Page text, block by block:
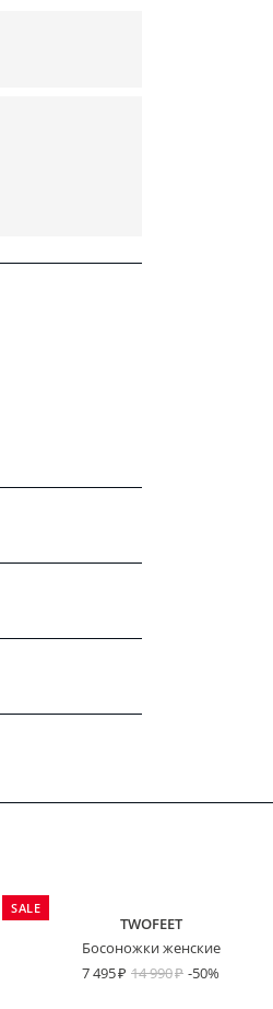
SALE
TWOFEET
Босоножки женские
7 495
14 990 -50%